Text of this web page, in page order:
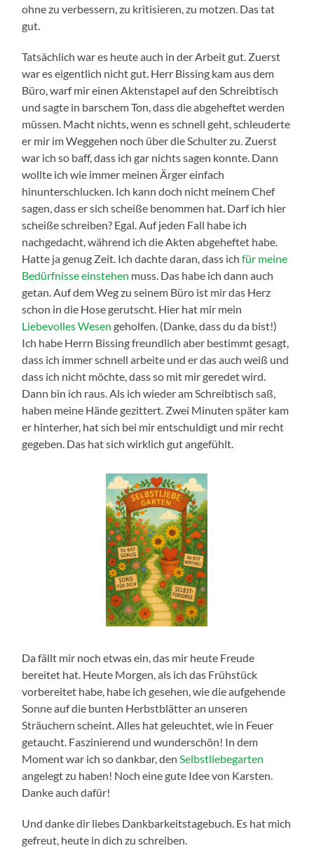
ohne zu verbessern, zu kritisieren, zu motzen. Das tat
gut.
Tatsächlich war es heute auch in der Arbeit gut. Zuerst
war es eigentlich nicht gut. Herr Bissing kam aus dem
Büro, warf mir einen Aktenstapel auf den Schreibtisch
und sagte in barschem Ton, dass die abgeheftet werden
müssen. Macht nichts, wenn es schnell geht, schleuderte
er mir im Weggehen noch über die Schulter zu. Zuerst
war ich so baff, dass ich gar nichts sagen konnte. Dann
wollte ich wie immer meinen Ärger einfach
hinunterschlucken. Ich kann doch nicht meinem Chef
sagen, dass er sich scheiße benommen hat. Darf ich hier
scheiße schreiben? Egal. Auf jeden Fall habe ich
nachgedacht, während ich die Akten abgeheftet habe.
Hatte ja genug Zeit. Ich dachte daran, dass ichfür meine
Bedürfnisse einstehen muss. Das habe ich dann auch
getan. Auf dem Weg zu seinem Büro ist mir das Herz
schon in die Hose gerutscht. Hier hat mir mein
Liebevolles Wesen geholfen. (Danke, dass du da bist!)
Ich habe Herrn Bissing freundlich aber bestimmt gesagt,
dass ich immer schnell arbeite und er das auch weiß und
dass ich nicht möchte, dass so mit mir geredet wird.
Dann bin ich raus. Als ich wieder am Schreibtisch saß,
haben meine Hände gezittert. Zwei Minuten später kam
er hinterher, hat sich bei mir entschuldigt und mir recht
gegeben. Das hat sich wirklich gut angefühlt.
Da fällt mir noch etwas ein, das mir heute Freude
bereitet hat. Heute Morgen, als ich das Frühstück
vorbereitet habe, habe ich gesehen, wie die aufgehende
Sonne auf die bunten Herbstblätter an unseren
Sträuchern scheint. Alles hat geleuchtet, wie in Feuer
getaucht. Faszinierend und wunderschön! In dem
Moment war ich so dankbar, denSelbstliebegarten
angelegt zu haben! Noch eine gute Idee von Karsten.
Danke auch dafür!
Und danke dir liebes Dankbarkeitstagebuch. Es hat mich
gefreut, heute in dich zu schreiben.